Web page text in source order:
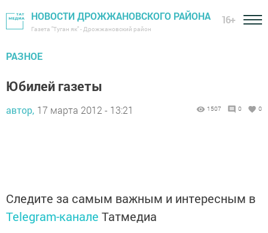
НОВОСТИ ДРОЖЖАНОВСКОГО РАЙОНА
Газета "Туган як" - Дрожжановский район
16+
РАЗНОЕ
Юбилей газеты
автор, 17 марта 2012 - 13:21 1507 0 0
Следите за самым важным и интересным в
Telegram-канале Татмедиа